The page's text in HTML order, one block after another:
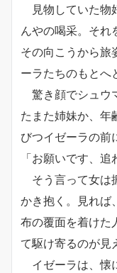
見物していた物
んやの喝采。それ
その向こうから旅
ーラたちのもとへ
驚き顔でシュウ
たまた姉妹か、年
びつイゼーラの前
「お願いです、追
そう言って女は
かき抱く。見れば
布の覆面を着けた
て駆け寄るのが見
イゼーラは、懐